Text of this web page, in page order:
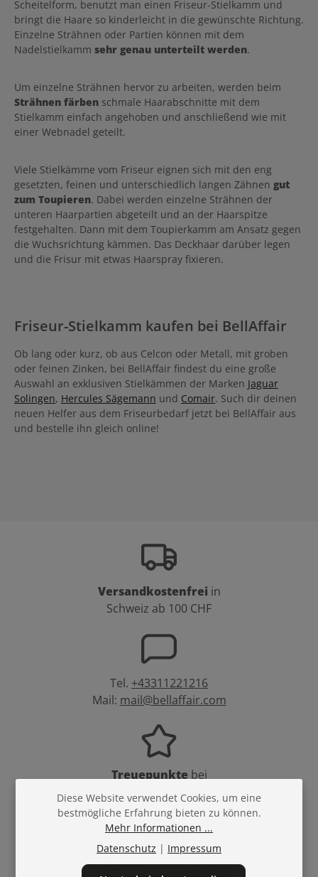
Scheitelform, benutzt man einen Friseur-Stielkamm und
bringt die Haare so kinderleicht in die gewünschte Richtung.
Einzelne Strähnen oder Partien können mit dem
Nadelstielkamm sehr genau unterteilt werden.
Um einzelne Strähnen hervor zu arbeiten, werden beim
Strähnen färben schmale Haarabschnitte mit dem
Stielkamm einfach angehoben und anschließend wie mit
einer Webnadel geteilt.
Viele Stielkämme vom Friseur eignen sich mit den eng
gesetzten, feinen und unterschiedlich langen Zähnen gut
zum Toupieren. Dabei werden einzelne Strähnen der
unteren Haarpartien abgeteilt und an der Haarspitze
festgehalten. Dann mit dem Toupierkamm am Ansatz gegen
die Wuchsrichtung kämmen. Das Deckhaar darüber legen
und die Frisur mit etwas Haarspray fixieren.
Friseur-Stielkamm kaufen bei BellAffair
Ob lang oder kurz, ob aus Celcon oder Metall, mit groben
oder feinen Zinken, bei BellAffair findest du eine große
Auswahl an exklusiven Stielkämmen der Marken Jaguar
Solingen, Hercules Sägemann und Comair. Such dir deinen
neuen Helfer aus dem Friseurbedarf jetzt bei BellAffair aus
und bestelle ihn gleich online!
Versandkostenfrei in
Schweiz ab 100 CHF
Tel. +43311221216
Mail: mail@bellaffair.com
Treuepunkte bei
jedem Einkauf
Sicherbestellen und
Diese Website verwendet Cookies, um eine
bestmögliche Erfahrung bieten zu können.
Mehr Informationen ...
Datenschutz | Impressum